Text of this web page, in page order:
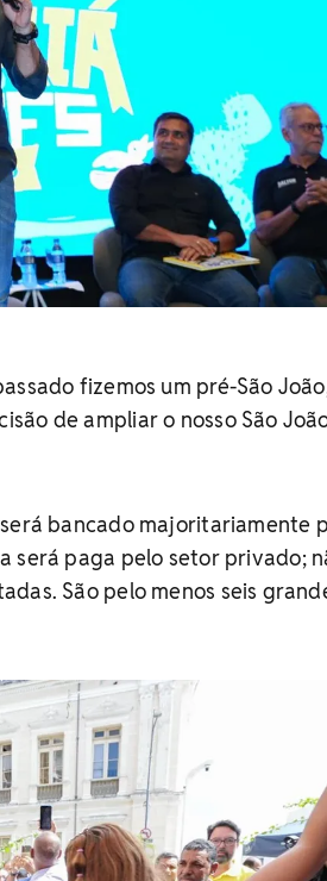
fizemos um pré-São
de ampliar o nosso São
bancado majoritariamente
será paga pelo setor privado;
São pelo menos seis